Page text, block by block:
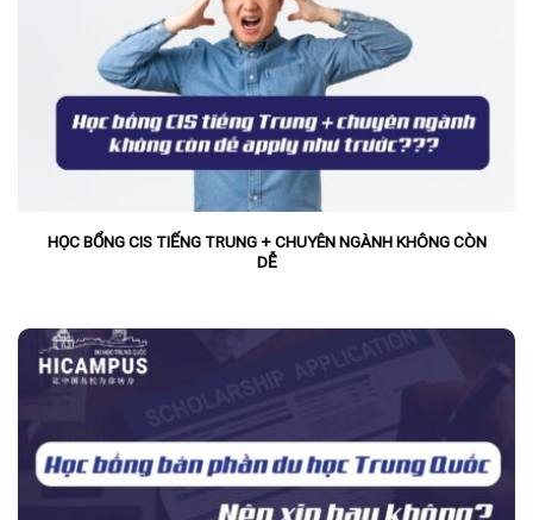
HỌC BỔNG CIS TIẾNG TRUNG + CHUYÊN NGÀNH KHÔNG CÒN
DỄ